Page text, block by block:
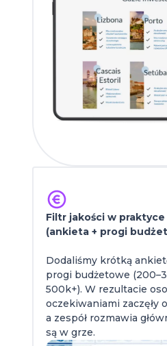
Filtr jakości w praktyce
(ankieta + progi
Dodaliśmy krótką
progi budżetowe
500k+). W rezultacie
oczekiwaniami zaczęły
a zespół rozmawia
są w grze.